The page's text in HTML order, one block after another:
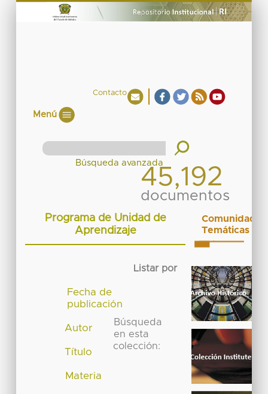
Contacto
Menú
45,192
documentos
Programa de Unidad de
Aprendizaje
Listar por
Fecha de
publicación
Autor
Título
Materia
Búsqueda
en esta
colección:
Comunidades
Temáticas